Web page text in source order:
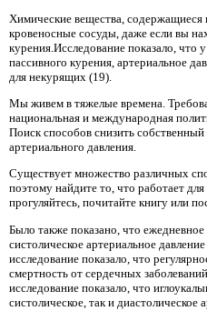
Химические вещества, содержащиеся
кровеносные сосуды, даже если вы
курения.Исследование показало, что
пассивного курения, артериальное
для некурящих (19).
Мы живем в тяжелые времена.
национальная и международная
Поиск способов снизить
артериального давления.
Существует множество различных
поэтому найдите то, что работает
прогуляйтесь, почитайте книгу или
Было также показано, что
систолическое артериальное
исследование показало, что
смертность от сердечных
исследование показало, что
систолическое, так и диастолическое